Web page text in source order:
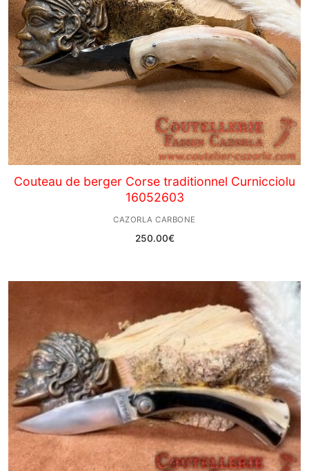
Couteau de berger Corse traditionnel Curnicciolu
16052603
CAZORLA CARBONE
250.00€